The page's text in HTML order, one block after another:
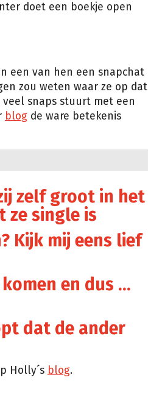
doet een boekje open
een van hen een snapchat
zou weten waar ze op dat
snaps stuurt met een
blog de ware betekenis
zelf groot in het
ze single is
Kijk mij eens lief
en dus …
dat de ander
Holly´s blog.